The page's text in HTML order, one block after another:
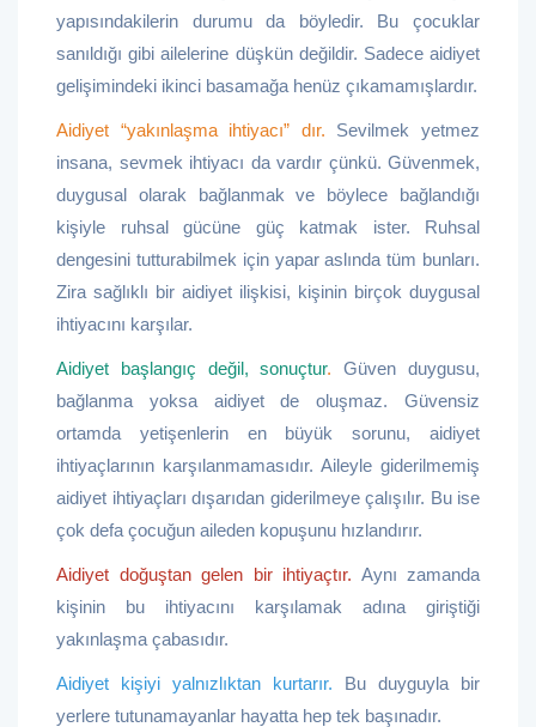
yapısındakilerin durumu da böyledir. Bu çocuklar
sanıldığı gibi ailelerine düşkün değildir. Sadece aidiyet
gelişimindeki ikinci basamağa henüz çıkamamışlardır.
Aidiyet “yakınlaşma ihtiyacı” dır. Sevilmek yetmez
insana, sevmek ihtiyacı da vardır çünkü. Güvenmek,
duygusal olarak bağlanmak ve böylece bağlandığı
kişiyle ruhsal gücüne güç katmak ister. Ruhsal
dengesini tutturabilmek için yapar aslında tüm bunları.
Zira sağlıklı bir aidiyet ilişkisi, kişinin birçok duygusal
ihtiyacını karşılar.
Aidiyet başlangıç değil, sonuçtur.Güven duygusu,
bağlanma yoksa aidiyet de oluşmaz. Güvensiz
ortamda yetişenlerin en büyük sorunu, aidiyet
ihtiyaçlarının karşılanmamasıdır. Aileyle giderilmemiş
aidiyet ihtiyaçları dışarıdan giderilmeye çalışılır. Bu ise
çok defa çocuğun aileden kopuşunu hızlandırır.
Aidiyet doğuştan gelen bir ihtiyaçtır. Aynı zamanda
kişinin bu ihtiyacını karşılamak adına giriştiği
yakınlaşma çabasıdır.
Aidiyet kişiyi yalnızlıktan kurtarır. Bu duyguyla bir
yerlere tutunamayanlar hayatta hep tek başınadır.